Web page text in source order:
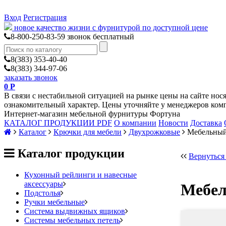
Вход Регистрация
новое качество жизни с фурнитурой по доступной цене
8-800-250-83-59 звонок бесплатный
8(383) 353-40-40
8(383) 344-97-06
заказать звонок
0 Р
В связи с нестабильной ситуацией на рынке цены на сайте
ознакомительный характер. Цены уточняйте у менеджеров
Интернет-магазин мебельной фурнитуры Фортуна
КАТАЛОГ ПРОДУКЦИИ PDF О компании Новости Доставка
Каталог
Крючки для мебели Двухрожковые
Каталог продукции
Кухонный рейлинги и навесные
аксессуары
Подстолья
Ручки мебельные
Благородный черный
Ручка профильная
Система выдвижных ящиков
BOYARD
Системы мебельных петель
Вернуться